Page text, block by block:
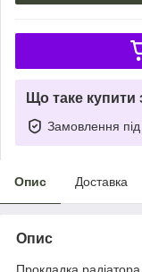
Що таке купити
Замовлення
Опис Доставка
Опис
Прокладка